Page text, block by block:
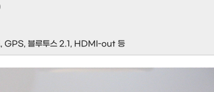
블루투스 2.1, HDMI-out 등